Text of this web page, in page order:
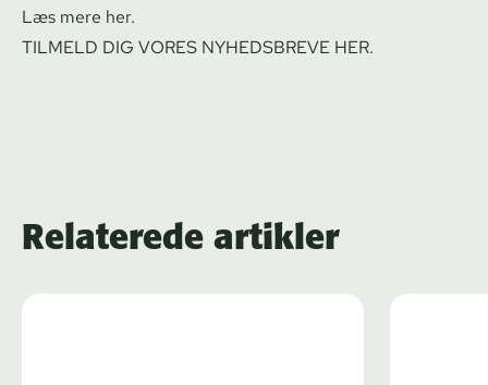
Læs mere her.
TILMELD DIG VORES NYHEDSBREVE HER.
Relaterede artikler